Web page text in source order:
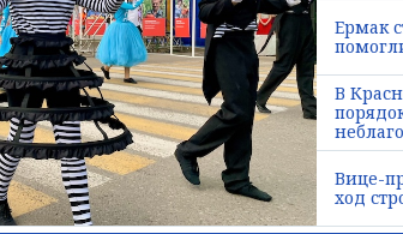
Ермак
В
Вице-
ход